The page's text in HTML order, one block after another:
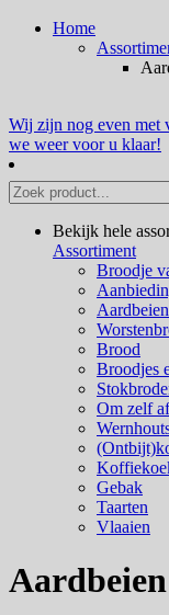
Home
Wij zijn nog even met
we weer voor u klaar!
Bekijk hele
Assortiment
Broodje
Aardbeien
Brood
Broodjes
Om zelf
Gebak
Taarten
Vlaaien
Aardbeien